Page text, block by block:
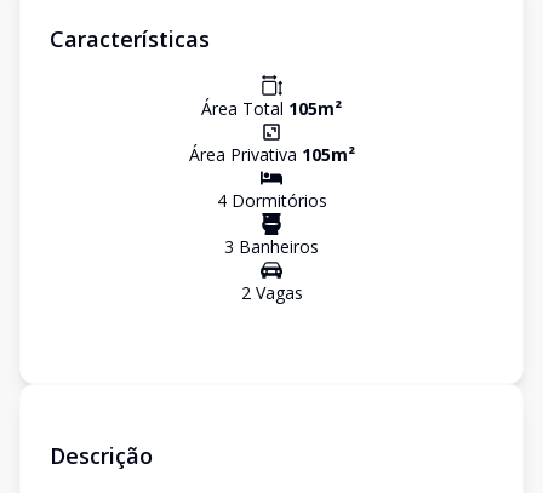
Características
Área Total 105m²
Área Privativa 105m²
4Dormitórios
3 Banheiros
2Vagas
Descrição